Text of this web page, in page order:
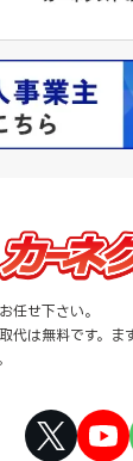
任せ下さい。
代は無料です。ま